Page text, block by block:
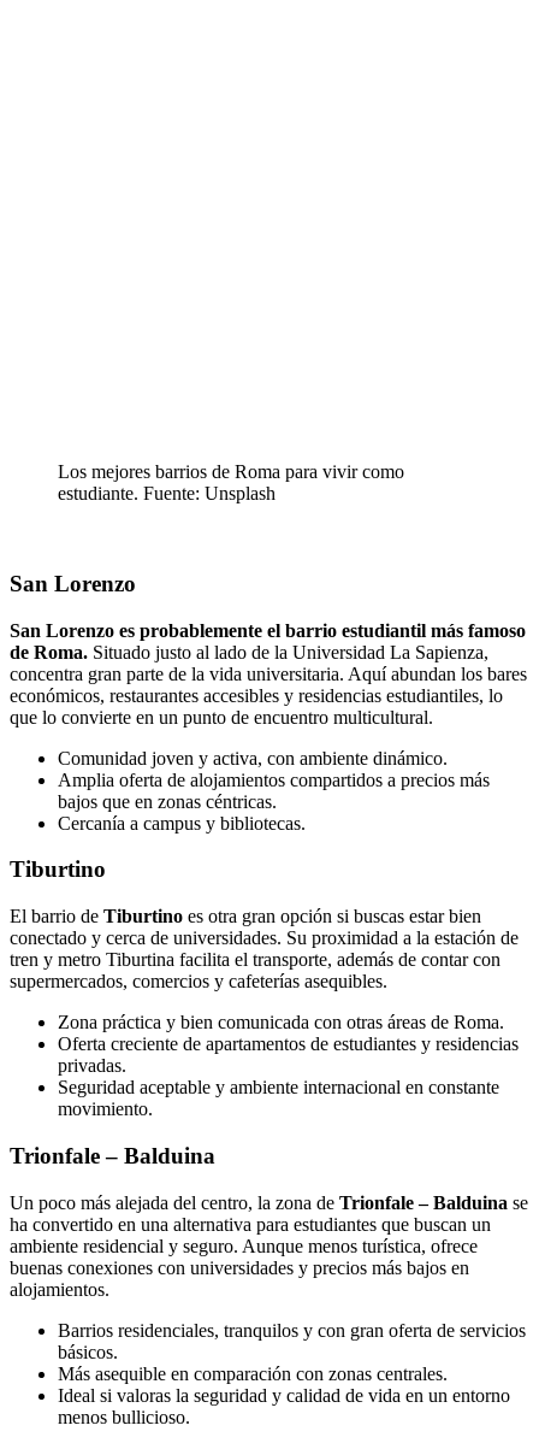
Los mejores barrios de Roma para vivir como
estudiante. Fuente: Unsplash
San Lorenzo
San Lorenzo es probablemente el barrio estudiantil más famoso
de Roma. Situado justo al lado de la Universidad La Sapienza,
concentra gran parte de la vida universitaria. Aquí abundan los bares
económicos, restaurantes accesibles y residencias estudiantiles, lo
que lo convierte en un punto de encuentro multicultural.
Comunidad joven y activa, con ambiente dinámico.
Amplia oferta de alojamientos compartidos a precios más
bajos que en zonas céntricas.
Cercanía a campus y bibliotecas.
Tiburtino
El barrio de Tiburtino es otra gran opción si buscas estar bien
conectado y cerca de universidades. Su proximidad a la estación de
tren y metro Tiburtina facilita el transporte, además de contar con
supermercados, comercios y cafeterías asequibles.
Zona práctica y bien comunicada con otras áreas de Roma.
Oferta creciente de apartamentos de estudiantes y residencias
privadas.
Seguridad aceptable y ambiente internacional en constante
movimiento.
Trionfale – Balduina
Un poco más alejada del centro, la zona de Trionfale – Balduina se
ha convertido en una alternativa para estudiantes que buscan un
ambiente residencial y seguro. Aunque menos turística, ofrece
buenas conexiones con universidades y precios más bajos en
alojamientos.
Barrios residenciales, tranquilos y con gran oferta de servicios
básicos.
Más asequible en comparación con zonas centrales.
Ideal si valoras la seguridad y calidad de vida en un entorno
menos bullicioso.